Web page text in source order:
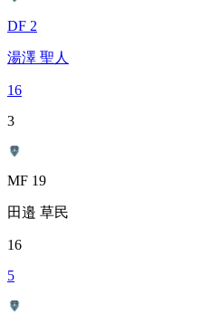
DF 2
湯澤 聖人
16
3
MF 19
田邉 草民
16
5